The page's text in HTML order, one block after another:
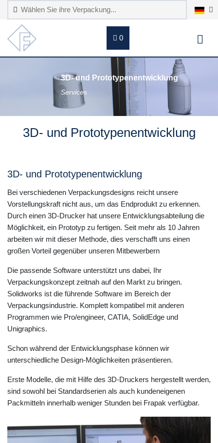
0
3D- und Prototypenentwicklung
Services
3D- und Prototypenentwicklung
3D- und Prototypenentwicklung
Bei verschiedenen Verpackungsdesigns reicht unsere
Vorstellungskraft nicht aus, um das Endprodukt zu erkennen.
Durch einen 3D-Drucker hat unsere Entwicklungsabteilung die
Möglichkeit, ein Prototyp zu fertigen. Seit mehr als 10 Jahren
arbeiten wir mit dieser Methode, dies verschafft uns einen
großen Vorteil gegenüber unseren Mitbewerbern
Die passende Software unterstützt uns dabei, Ihr
Verpackungskonzept zeitnah auf den Markt zu bringen.
Solidworks ist die führende Software im Bereich der
Verpackungsindustrie. Komplett kompatibel mit anderen
Programmen wie Pro/engineer, CATIA, SolidEdge und
Unigraphics.
Schon während der Entwicklungsphase können wir
unterschiedliche Design-Möglichkeiten präsentieren.
Erste Modelle, die mit Hilfe des 3D-Druckers hergestellt werden,
sind sowohl bei Standardserien als auch kundeneigenen
Packmitteln innerhalb weniger Stunden bei Frapak verfügbar.